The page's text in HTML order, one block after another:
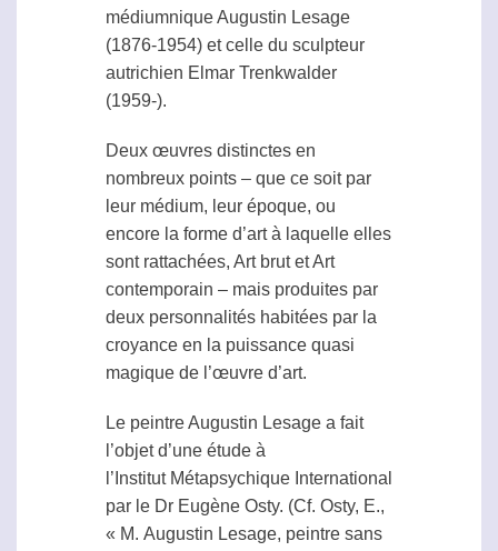
médiumnique Augustin Lesage
(1876-1954) et celle du sculpteur
autrichien Elmar Trenkwalder
(1959-).
Deux œuvres distinctes en
nombreux points – que ce soit par
leur médium, leur époque, ou
encore la forme d’art à laquelle elles
sont rattachées, Art brut et Art
contemporain – mais produites par
deux personnalités habitées par la
croyance en la puissance quasi
magique de l’œuvre d’art.
Le peintre Augustin Lesage a fait
l’objet d’une étude à
l’Institut Métapsychique International
par le Dr Eugène Osty. (Cf. Osty, E.,
« M. Augustin Lesage, peintre sans